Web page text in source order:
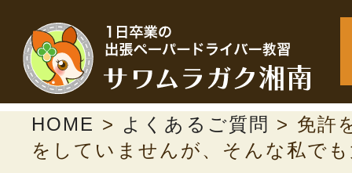
HOME > よくあるご質問 > 免許
をしていませんが、そんな私で